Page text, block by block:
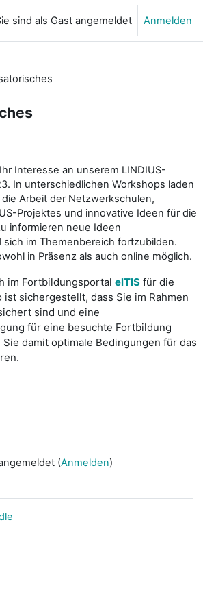
umschalten
sind als Gast angemeldet Anmelden
Interesse an unserem LINDIUS-
In unterschiedlichen Workshops laden
Arbeit der Netzwerkschulen,
Projektes und innovative Ideen für die
informieren neue Ideen
im Themenbereich fortzubilden.
in Präsenz als auch online möglich.
im Fortbildungsportal elTIS für die
ist sichergestellt, dass Sie im Rahmen
sind und eine
für eine besuchte Fortbildung
damit optimale Bedingungen für das
(Anmelden)